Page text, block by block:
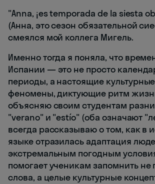
"Anna, ¡es temporada de la siesta
(Анна, это сезон обязательной
смеялся мой коллега Мигель.
Именно тогда я поняла, что
Испании — это не просто
периоды, а настоящие культурные
феномены, диктующие ритм
объясняю своим студентам
"verano" и "estío" (оба означают
всегда рассказываю о том, как в
языке отразилась адаптация
экстремальным погодным
помогает ученикам запомнить не
слова, а целые культурные